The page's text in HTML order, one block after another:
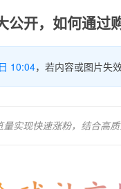
公开，如何通
10:04，若内容或图片失
实现快速涨粉，结合高